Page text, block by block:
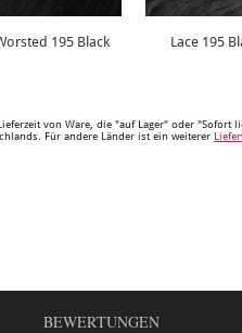
195 Black Lace 195
von Ware, die "auf Lager" oder "Sofort
Für andere Länder ist ein weiterer
BEWERTUNGEN